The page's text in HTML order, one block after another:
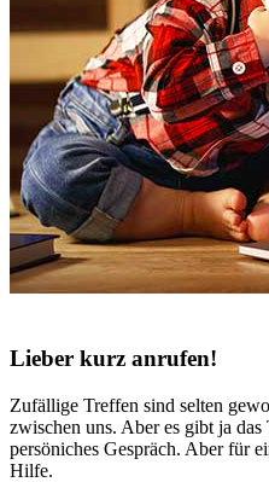
Lieber kurz anrufen!
Zufällige Treffen sind selten
zwischen uns. Aber es gibt ja das
persöniches Gespräch. Aber für
Hilfe.